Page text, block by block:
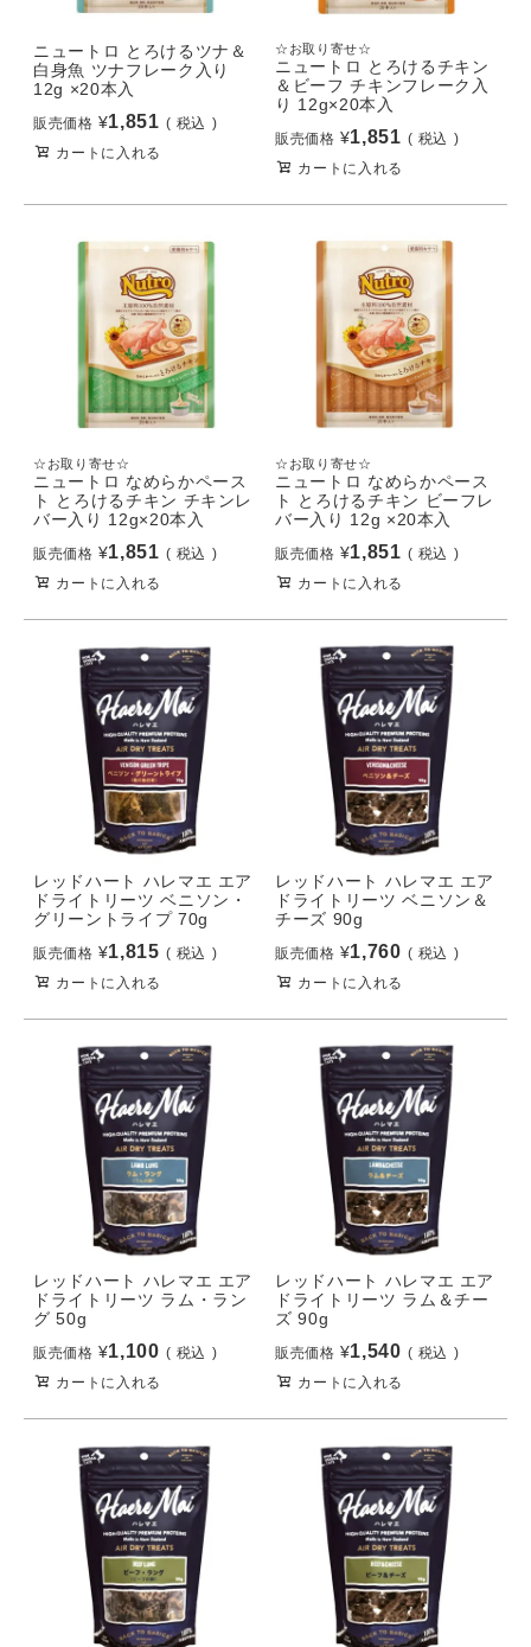
ニュートロ とろけるツナ＆
白身魚 ツナフレーク入り
12g ×20本入
販売価格 ¥1,851
税込
カートに入れる
☆お取り寄せ☆
ニュートロ とろけるチキン
＆ビーフ チキンフレーク入
り 12g×20本入
販売価格 ¥1,851
税込
カートに入れる
☆お取り寄せ☆
ニュートロ なめらかペース
ト とろけるチキン チキンレ
バー入り 12g×20本入
販売価格 ¥1,851
税込
カートに入れる
☆お取り寄せ☆
ニュートロ なめらかペース
ト とろけるチキン ビーフレ
バー入り 12g ×20本入
販売価格 ¥1,851
税込
カートに入れる
レッドハート ハレマエ エア
ドライトリーツ ベニソン・
グリーントライプ 70g
販売価格 ¥1,815
税込
カートに入れる
レッドハート ハレマエ エア
ドライトリーツ ベニソン＆
チーズ 90g
販売価格 ¥1,760
税込
カートに入れる
レッドハート ハレマエ エア
ドライトリーツ ラム・ラン
グ 50g
販売価格 ¥1,100
税込
カートに入れる
レッドハート ハレマエ エア
ドライトリーツ ラム＆チー
ズ 90g
販売価格 ¥1,540
税込
カートに入れる